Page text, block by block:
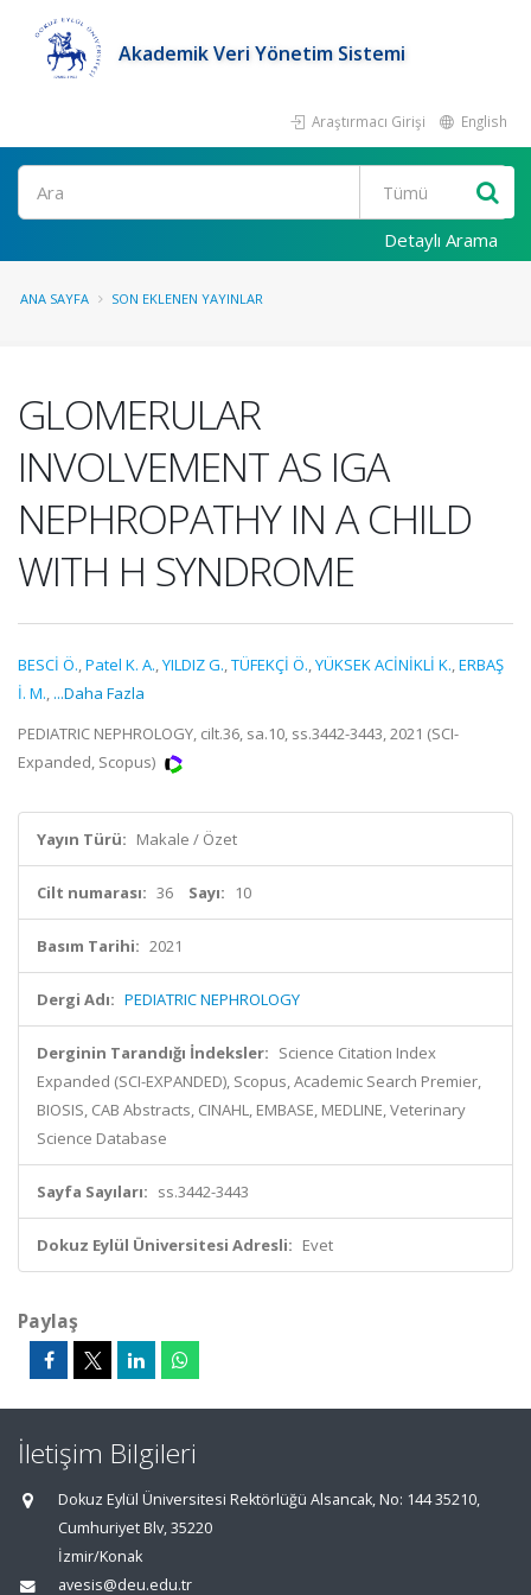
Akademik Veri Yönetim Sistemi
Araştırmacı Girişi English
Ara
Detaylı Arama
ANA SAYFA SON EKLENEN YAYINLAR
GLOMERULAR
INVOLVEMENT AS IGA
NEPHROPATHY IN A CHILD
WITH H SYNDROME
BESCİ Ö.,Patel K. A.,YILDIZ G.,TÜFEKÇİ Ö.,YÜKSEK ACİNİKLİ K.,ERBAŞ
İ. M., ...Daha Fazla
PEDIATRIC NEPHROLOGY, cilt.36, sa.10, ss.3442-3443, 2021 (SCI-
Expanded, Scopus)
Yayın Türü: Makale / Özet
Cilt numarası: 36 Sayı: 10
Basım Tarihi: 2021
Dergi Adı: PEDIATRIC NEPHROLOGY
Derginin Tarandığı İndeksler: Science Citation Index
Expanded (SCI-EXPANDED), Scopus, Academic Search Premier,
BIOSIS, CAB Abstracts, CINAHL, EMBASE, MEDLINE, Veterinary
Science Database
Sayfa Sayıları: ss.3442-3443
Dokuz Eylül Üniversitesi Adresli: Evet
Paylaş
İletişim Bilgileri
Dokuz Eylül Üniversitesi Rektörlüğü Alsancak, No: 144 35210,
Cumhuriyet Blv, 35220
İzmir/Konak
avesis@deu.edu.tr